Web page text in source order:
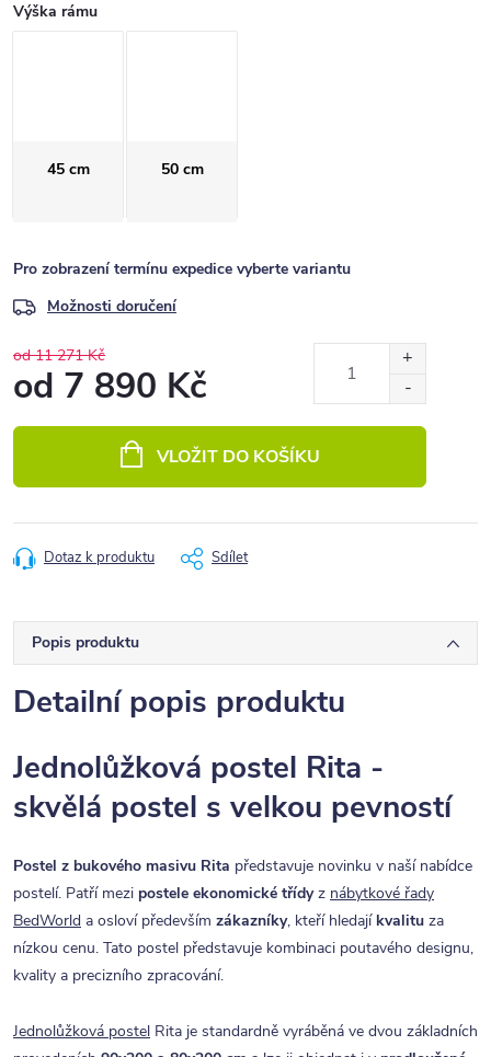
Výška rámu
45 cm 50 cm
Pro zobrazení termínu expedice vyberte variantu
Možnosti doručení
od 11 271 Kč
od 7 890 Kč
VLOŽIT DO KOŠÍKU
Dotaz k produktu Sdílet
Popis produktu
Detailní popis produktu
Jednolůžková postel Rita -
skvělá postel s velkou pevností
Postel z bukového masivu Rita představuje novinku v naší nabídce
postelí. Patří mezi postele ekonomické třídyz nábytkové řady
BedWorld a osloví především zákazníky, kteří hledajíkvalitu za
nízkou cenu. Tato postel představuje kombinaci poutavého designu,
kvality a precizního zpracování.
Jednolůžková postel Rita je standardně vyráběná ve dvou základních